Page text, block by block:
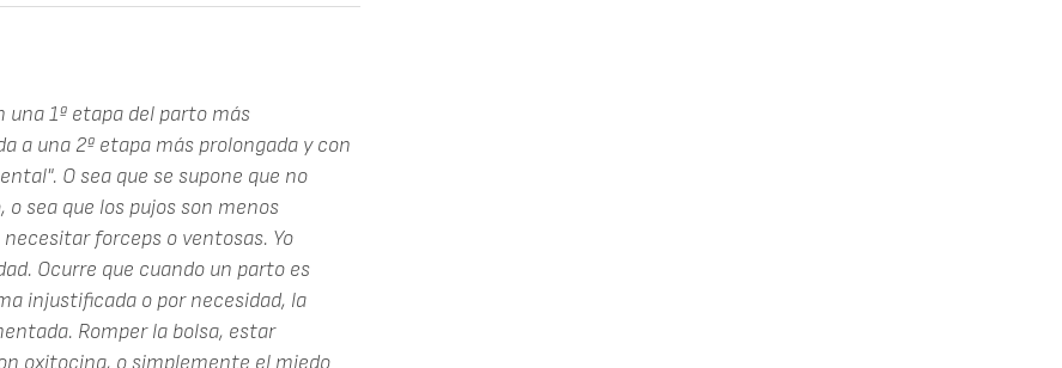
una 1ª etapa del parto más
a una 2ª etapa más prolongada y con
O sea que se supone que no
sea que los pujos son menos
forceps o ventosas. Yo
Ocurre que cuando un parto es
injustificada o por necesidad, la
Romper la bolsa, estar
oxitocina, o simplemente el miedo